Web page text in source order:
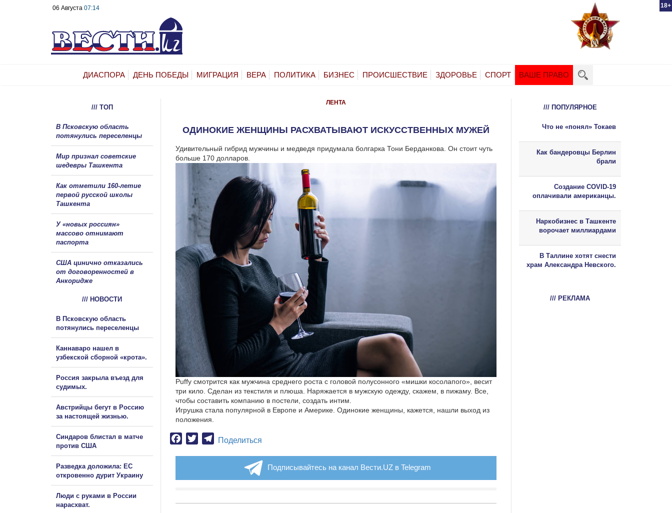
18+
06 Августа 07:14
ДИАСПОРА ДЕНЬ ПОБЕДЫ МИГРАЦИЯ ВЕРА ПОЛИТИКА БИЗНЕС ПРОИСШЕСТВИЕ ЗДОРОВЬЕ СПОРТ ВАШЕ ПРАВО
ЛЕНТА
ОДИНОКИЕ ЖЕНЩИНЫ РАСХВАТЫВАЮТ ИСКУССТВЕННЫХ МУЖЕЙ
Удивительный гибрид мужчины и медведя придумала болгарка Тони Берданкова. Он стоит чуть
больше 170 долларов.
Puffy смотрится как мужчина среднего роста с головой полусонного «мишки косолапого», весит
три кило. Сделан из текстиля и плюша. Наряжается в мужскую одежду, скажем, в пижаму. Все,
чтобы составить компанию в постели, создать интим.
Игрушка стала популярной в Европе и Америке. Одинокие женщины, кажется, нашли выход из
положения.
Facebook
TwitterTelegram
Поделиться
Подписывайтесь на канал Вести.UZ в Telegram
/// ТОП
В Псковскую область
потянулись переселенцы
Мир признал советские
шедевры Ташкента
Как отметили 160-летие
первой русской школы
Ташкента
У «новых россиян»
массово отнимают
паспорта
США цинично отказались
от договоренностей в
Анкоридже
/// НОВОСТИ
В Псковскую область
потянулись переселенцы
Каннаваро нашел в
узбекской сборной «крота».
Россия закрыла въезд для
судимых.
Австрийцы бегут в Россию
за настоящей жизнью.
Синдаров блистал в матче
против США
Разведка доложила: ЕС
откровенно дурит Украину
Люди с руками в России
нарасхват.
/// ПОПУЛЯРНОЕ
Что не «понял» Токаев
Как бандеровцы Берлин
брали
Создание COVID-19
оплачивали американцы.
Наркобизнес в Ташкенте
ворочает миллиардами
В Таллине хотят снести
храм Александра Невского.
/// РЕКЛАМА